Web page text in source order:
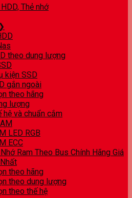
Thẻ nhớ
theo dung lượng
kiện SSD
gắn ngoài
theo hãng
lượng
hệ và chuẩn cắm
LED RGB
ECC
Ram Theo Bus Chính Hãng Giá
theo hãng
theo dung lượng
theo thế hệ